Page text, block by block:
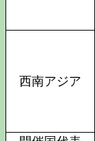
西南アジア